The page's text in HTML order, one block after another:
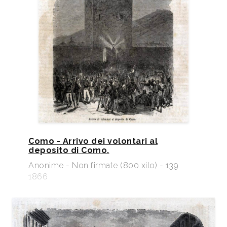
Como - Arrivo dei volontari al
deposito di Como.
Anonime - Non firmate (800 xilo) - 139
1866